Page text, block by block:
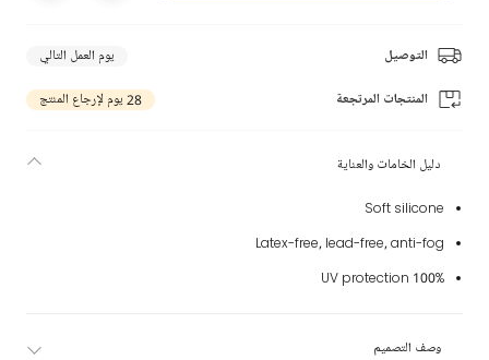
التوصيل يوم العمل التالي
المنتجات المرتجعة 28 يوم لإرجاع المنتج
دليل الخامات والعناية
Soft silicone
Latex-free, lead-free, anti-fog
100% UV protection
وصف التصميم